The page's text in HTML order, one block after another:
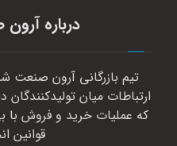
درباره
تیم بازرگانی آرون صنعت
ارتباطات میان
که عملیات خرید و فروش با
قوانین